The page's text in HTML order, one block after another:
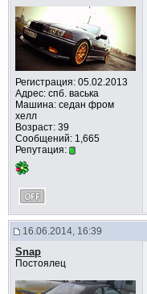
Регистрация: 05.02.2013
Адрес: спб. васька
Машина: седан фром
хелл
Возраст: 39
Сообщений: 1,665
Репутация:
16.06.2014, 16:39
Snap
Постоялец